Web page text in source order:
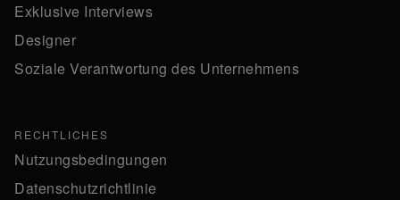
Exklusive Interviews
Designer
Soziale Verantwortung des Unternehmens
RECHTLICHES
Nutzungsbedingungen
Datenschutzrichtlinie